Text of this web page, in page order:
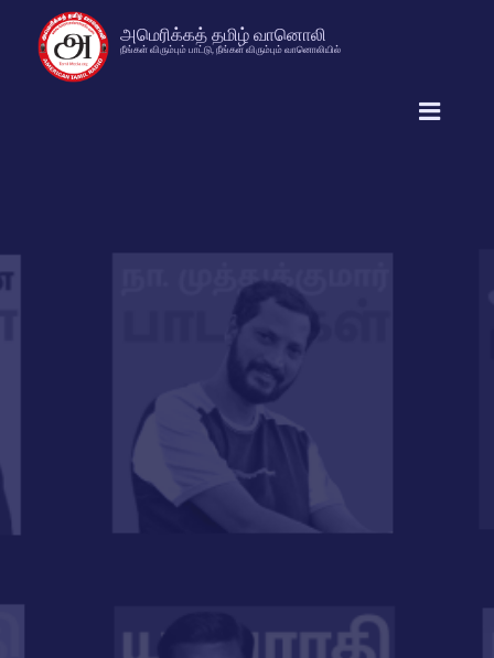
அமெரிக்கத் தமிழ் வானொலி
நீங்கள் விரும்பும் பாட்டு, நீங்கள் விரும்பும் வானொலியில்